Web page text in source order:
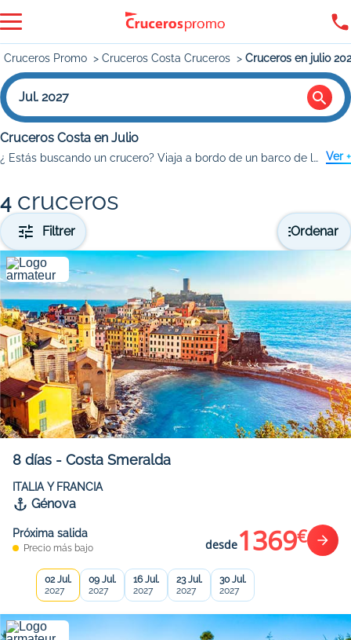
Cruceros Promo Cruceros Costa Cruceros Cruceros en julio
Jul. 2027
Cruceros Costa en Julio
¿ Estás buscando un crucero? Viaja a bordo de un barco de la Ver +
4 cruceros
Filtrer Ordenar
8 días - Costa Smeralda
ITALIA Y FRANCIA
Génova
Próxima salida
Precio más bajo desde1369€
02 Jul.
2027
09 Jul.
2027
16 Jul.
2027
23 Jul.
2027
30 Jul.
2027